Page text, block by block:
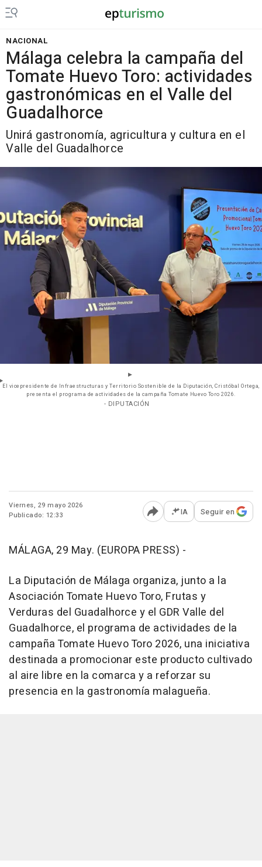
NACIONAL
Málaga celebra la campaña del
Tomate Huevo Toro: actividades
gastronómicas en el Valle del
Guadalhorce
Unirá gastronomía, agricultura y cultura en el
Valle del Guadalhorce
El vicepresidente de Infraestructuras y Territorio Sostenible de la Diputación, Cristóbal Ortega,
presenta el programa de actividades de la campaña Tomate Huevo Toro 2026.
- DIPUTACIÓN
Viernes, 29 mayo 2026
Publicado: 12:33
Abrir opciones para
IA Seguir en
MÁLAGA, 29 May. (EUROPA PRESS) -
La Diputación de Málaga organiza, junto a la
Asociación Tomate Huevo Toro, Frutas y
Verduras del Guadalhorce y el GDR Valle del
Guadalhorce, el programa de actividades de la
campaña Tomate Huevo Toro 2026, una iniciativa
destinada a promocionar este producto cultivado
al aire libre en la comarca y a reforzar su
presencia en la gastronomía malagueña.